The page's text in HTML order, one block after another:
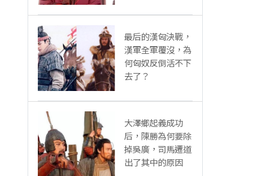
最后的漢匈決戰，
漢軍全軍覆沒，為
何匈奴反倒活不下
去了？
大澤鄉起義成功
后，陳勝為何要除
掉吳廣，司馬遷道
出了其中的原因